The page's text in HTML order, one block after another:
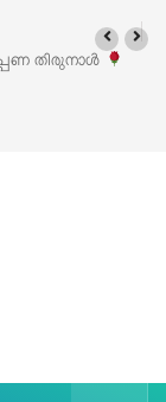
തിരുനാൾ